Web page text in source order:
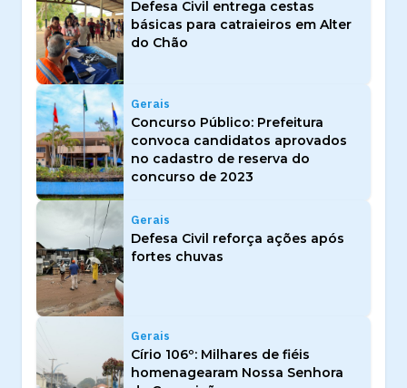
Defesa Civil entrega cestas
básicas para catraieiros em Alter
do Chão
Gerais
Concurso Público: Prefeitura
convoca candidatos aprovados
no cadastro de reserva do
concurso de 2023
Gerais
Defesa Civil reforça ações após
fortes chuvas
Gerais
Círio 106º: Milhares de fiéis
homenagearam Nossa Senhora